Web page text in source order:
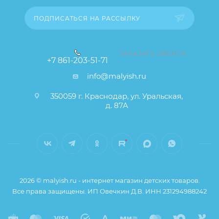
ПОДПИСАТЬСЯ НА РАССЫЛКУ
+7 861-203-51-71
ЗАКАЗАТЬ ЗВОНОК
info@malyish.ru
350059 г. Краснодар, ул. Уральская,
д. 87А
2026 © malyish.ru - интернет магазин детских товаров.
Все права защищены. ИП Овечкин Д.В. ИНН 231294988242